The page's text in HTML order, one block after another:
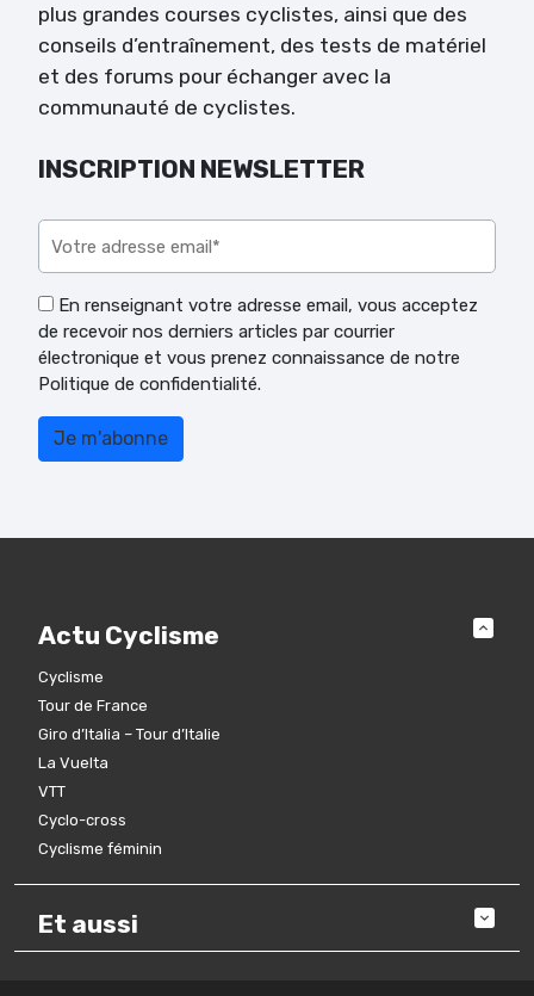
plus grandes courses cyclistes, ainsi que des
conseils d’entraînement, des tests de matériel
et des forums pour échanger avec la
communauté de cyclistes.
INSCRIPTION NEWSLETTER
En renseignant votre adresse email, vous acceptez
de recevoir nos derniers articles par courrier
électronique et vous prenez connaissance de notre
Politique de confidentialité.
Actu Cyclisme
Cyclisme
Tour de France
Giro d’Italia – Tour d’Italie
La Vuelta
VTT
Cyclo-cross
Cyclisme féminin
Et aussi